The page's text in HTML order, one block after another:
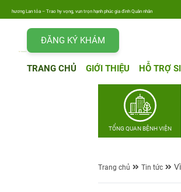
thương Lan tỏa – Trao hy vọng, vun trọn hạnh phúc gia đình Quân nhân
ĐĂNG KÝ KHÁM
TRANG CHỦ GIỚI THIỆU HỖ TRỢ
TỔNG QUAN BỆNH VIỆN
Trang chủ Tin tức